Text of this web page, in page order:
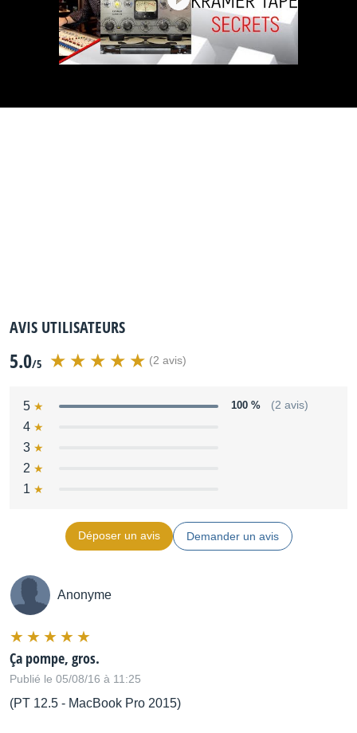
AVIS UTILISATEURS
5.0/5 (2 avis)
5 100 % (2 avis)
4
3
2
1
Déposer un avis Demander un avis
Anonyme
Ça pompe, gros.
Publié le 05/08/16 à 11:25
(PT 12.5 - MacBook Pro 2015)